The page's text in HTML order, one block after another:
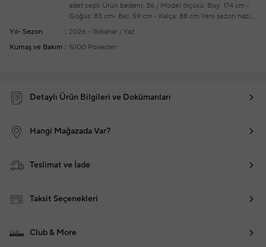
adet cepli Ürün bedeni: 36 / Model ölçüsü: Boy: 174 cm -
Göğüs: 83 cm- Bel: 59 cm - Kalça: 88 cm
giyim alışverişlerinizde ücretsiz tadilat yapılmaktadır
Yıl- Sezon
2026 - İlkbahar / Yaz
Kumaş ve Bakım
%100 Poliester
Detaylı Ürün Bilgileri ve Dokümanları
Hangi Mağazada Var?
Teslimat ve İade
Taksit Seçenekleri
Club & More